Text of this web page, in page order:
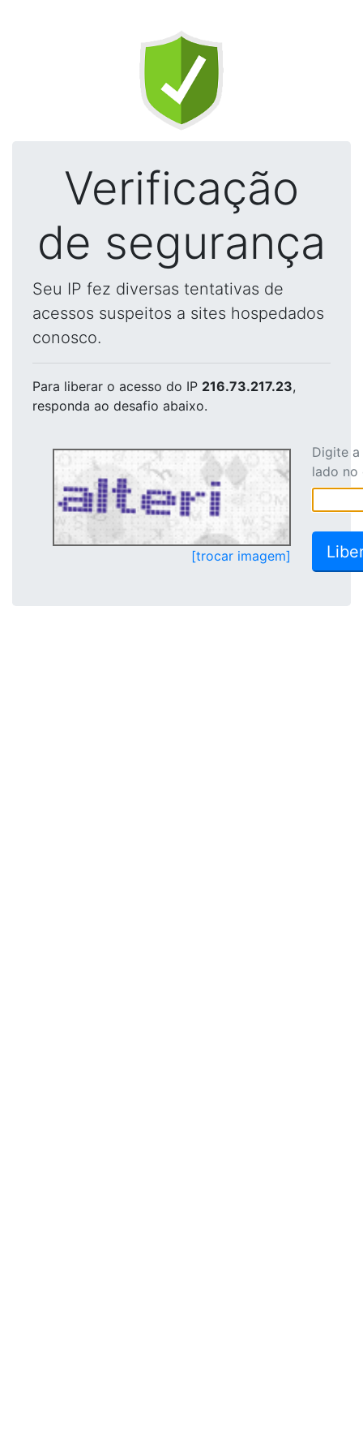
Verificação
de segurança
Seu IP fez diversas tentativas de
acessos suspeitos a sites hospedados
conosco.
Para liberar o acesso do IP 216.73.217.23,
responda ao desafio abaixo.
[trocar imagem]
Digite
lado no